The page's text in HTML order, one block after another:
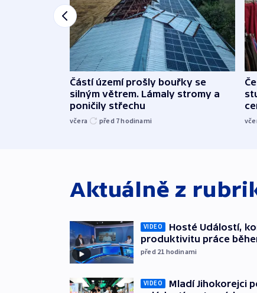
Částí území prošly bouřky se
silným větrem. Lámaly stromy a
poničily střechu
včera před 7hodinami
Aktuálně z
VIDEO
Hosté Událostí,
produktivitu práce
před 21 hodinami
VIDEO
Mladí Jihokorejci